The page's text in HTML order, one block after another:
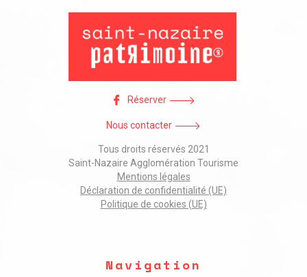
Réserver
Nous contacter
Tous droits réservés 2021
Saint-Nazaire Agglomération Tourisme
Mentions légales
Déclaration de confidentialité (UE)
Politique de cookies (UE)
Navigation